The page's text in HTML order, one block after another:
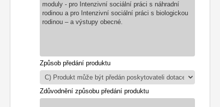
moduly - pro Intenzivní sociální práci s náhradní
rodinou a pro Intenzivní sociální práci s biologickou
rodinou – a výstupy obecné.
Způsob předání produktu
Zdůvodnění způsobu předání produktu